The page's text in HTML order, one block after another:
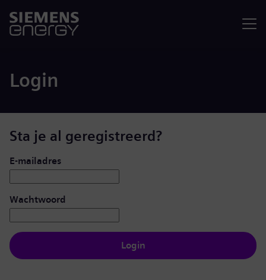
Login
Sta je al geregistreerd?
Inloggen: gebruiker en wachtwoord
E-mailadres
Wachtwoord
Login